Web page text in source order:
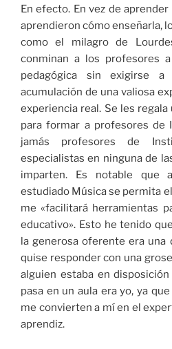
En efecto. En vez de
aprendieron cómo enseñarla,
como el milagro de
conminan a los profesores
pedagógica sin exigirse
acumulación de una valiosa
experiencia real. Se les
para formar a profesores de
jamás profesores de
especialistas en ninguna de
imparten. Es notable que
estudiado Música se permita
me «facilitará herramientas
educativo». Esto he tenido
la generosa oferente era una
quise responder con una
alguien estaba en
pasa en un aula era yo, ya
me convierten a mí en el
aprendiz.